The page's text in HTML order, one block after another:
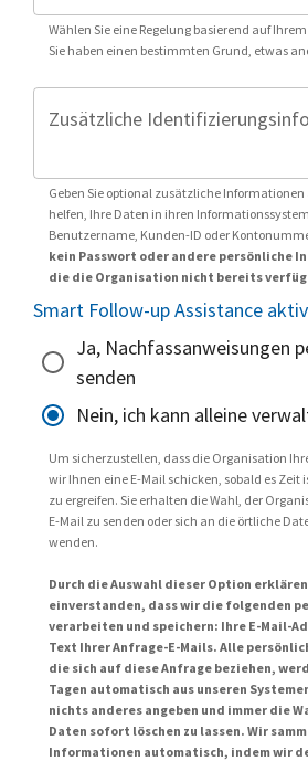
Wählen Sie eine Regelung basierend auf Ihrem
Sie haben einen bestimmten Grund, etwas
Geben Sie optional zusätzliche
helfen, Ihre Daten in ihren
Benutzername, Kunden-ID oder
kein Passwort oder andere persönliche
die die Organisation nicht bereits
Smart Follow-up Assistance
Ja, Nachfassanweisungen
senden
Nein, ich kann alleine
Um sicherzustellen, dass die Organisation
wir Ihnen eine E-Mail schicken, sobald es
zu ergreifen. Sie erhalten die Wahl, der
E-Mail zu senden oder sich an die örtliche
wenden.
Durch die Auswahl dieser Option
einverstanden, dass wir die folgenden
verarbeiten und speichern: Ihre E-Mail-
Text Ihrer Anfrage-E-Mails. Alle
die sich auf diese Anfrage beziehen,
Tagen automatisch aus unseren
nichts anderes angeben und immer die
Daten sofort löschen zu lassen. Wir
Informationen automatisch, indem wir